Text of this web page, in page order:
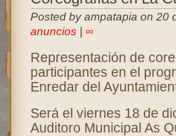
Posted by ampatapia on 20
anuncios
∞
Representación de
participantes en el
Enredar del
Será el viernes 18 de
Auditoro Municipal As